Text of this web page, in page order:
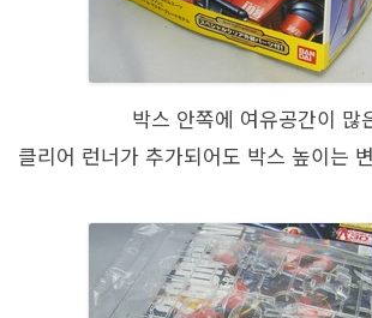
박스 안쪽에 여유공간이 많
클리어 런너가 추가되어도 박스 높이는